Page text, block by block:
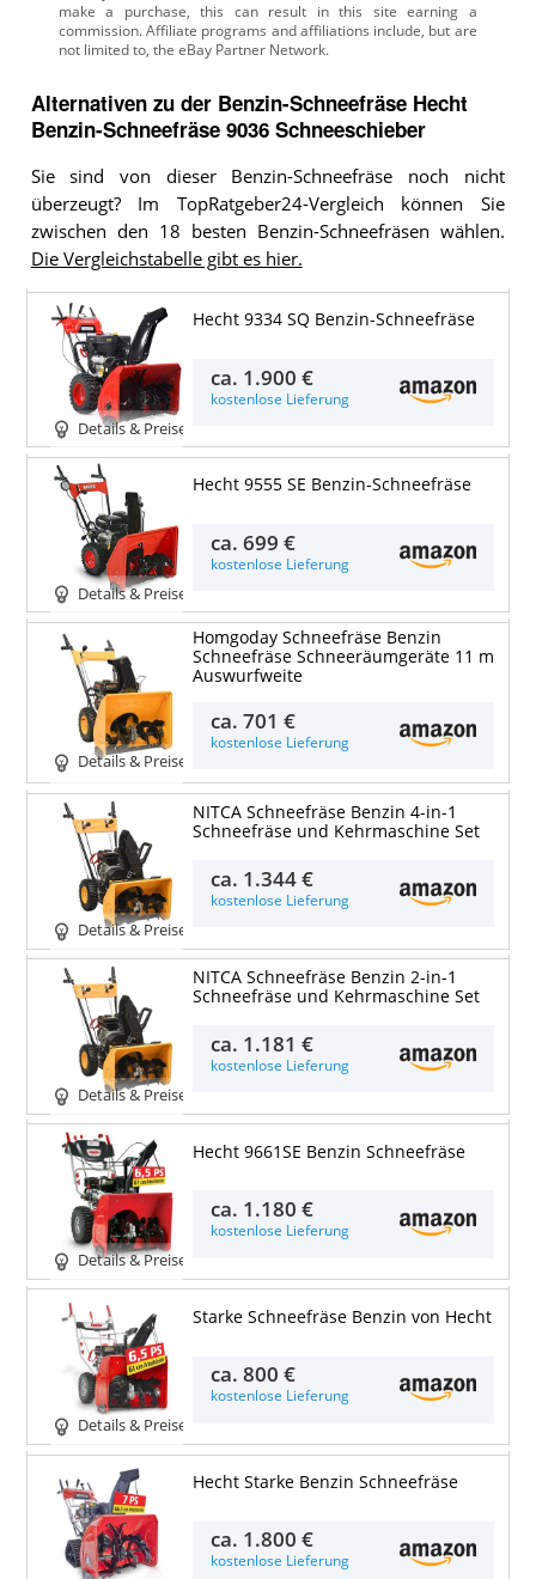
Alternativen zu der Benzin-Schneefräse Hecht
Benzin-Schneefräse 9036 Schneeschieber
Sie sind von dieser Benzin-Schneefräse noch nicht
überzeugt? Im TopRatgeber24-Vergleich können Sie
zwischen den 18 besten Benzin-Schneefräsen wählen.
Die Vergleichstabelle gibt es hier.
Details & Preise
Hecht 9334 SQ Benzin-Schneefräse
ca. 1.900 €
kostenlose Lieferung
Details & Preise
Hecht 9555 SE Benzin-Schneefräse
ca.699 €
kostenlose Lieferung
Details & Preise
Homgoday Schneefräse Benzin
Schneefräse Schneeräumgeräte 11 m
Auswurfweite
ca.701 €
kostenlose Lieferung
Details & Preise
NITCA Schneefräse Benzin 4-in-1
Schneefräse und Kehrmaschine Set
ca. 1.344 €
kostenlose Lieferung
Details & Preise
NITCA Schneefräse Benzin 2-in-1
Schneefräse und Kehrmaschine Set
ca. 1.181 €
kostenlose Lieferung
Details & Preise
Hecht 9661SE Benzin Schneefräse
ca. 1.180 €
kostenlose Lieferung
Details & Preise
Starke Schneefräse Benzin von Hecht
ca.800 €
kostenlose Lieferung
Hecht Starke Benzin Schneefräse
ca. 1.800 €
kostenlose Lieferung